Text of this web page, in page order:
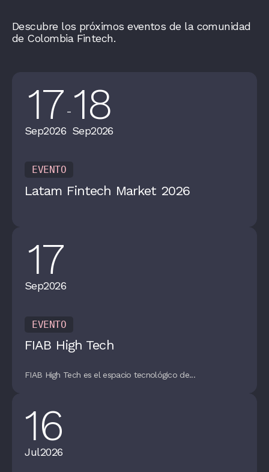
Descubre los próximos eventos de la comunidad
de Colombia Fintech.
17
Sep2026
- 18
Sep2026
EVENTO
Latam Fintech Market 2026
17
Sep2026
EVENTO
FIAB High Tech
FIAB High Tech es el espacio tecnológico de...
16
Jul2026